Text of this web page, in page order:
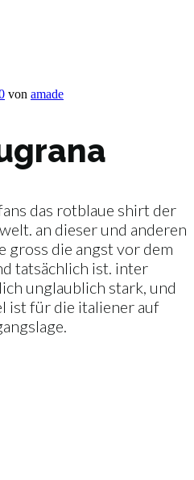
von amade
das rotblaue shirt der
an dieser und anderen
gross die angst vor dem
tatsächlich ist. inter
unglaublich stark, und
ist für die italiener auf